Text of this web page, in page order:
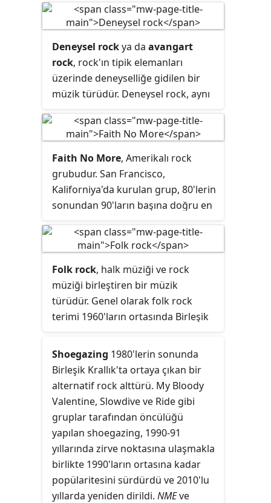
Deneysel rockya da avangart
rock, rock'ın tipik elemanları
üzerinde deneyselliğe gidilen bir
müzik türüdür. Deneysel rock, aynı
performans tekniklerinin sınırlarını
zorlayan bir özelliğe sahiptir.
Faith No More, Amerikalı rock
grubudur. San Francisco,
Kaliforniya'da kurulan grup, 80'lerin
sonundan 90'ların başına doğru en
bulunmuştur. Grubun, genel olarak
alternatif metal'in kurucuları ve nu
metal'in öncüleri olduğu kabul
edilmektedir. Orijinalde Adı Faith No
Man olan grup, 1981'de bas gitarist
Billy Gould, klavyeci Wade
tarafından kurulmuştur. Bir yıl
sonra Worthington'un yerine
klavyeci Roddy Bottum gelmiş ve
Mike Morris safdışı bırakılmıştır.
Akabinde grup isimlerini Faith No
More olarak değiştirmiştir.
Aralarında Courtney Love'ın da
çalıştıktan sonra, Chuck Mosley
Folk rock, halk müziği ve rock
müziği birleştiren bir müzik
türüdür. Genel olarak folk rock
terimi 1960'ların ortasında Birleşik
Devletleri'nde ortaya çıkan bir türü
tanımlamak için ortaya atılmıştır.
Türün öncülüğünü Los Angeleslı
müzik grubu The Byrds yapmıştır.
Grup, geleneksel halk müziği ile
Dylanvari şarkıları rock
enstrümanları ile çalmış, bu
noktada ise The Beatles ve diğer
İngiliz gruplarından büyük ölçüde
etkilenmiştir. "Folk rock" terimi ise
Shoegazing 1980'lerin sonunda
Birleşik Krallık'ta ortaya çıkan bir
alternatif rock alttürü. My Bloody
Valentine, Slowdive ve Ride gibi
gruplar tarafından öncülüğü
yapılan shoegazing, 1990-91
yıllarında zirve noktasına ulaşmakla
birlikte 1990'ların ortasına kadar
popülaritesini sürdürdü ve 2010'lu
yıllarda yeniden dirildi. NMEve